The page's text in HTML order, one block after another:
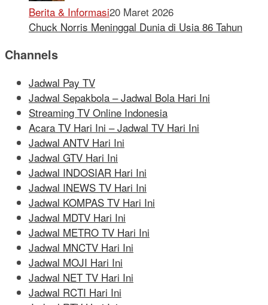
Berita & Informasi20 Maret 2026
Chuck Norris Meninggal Dunia di Usia 86 Tahun
Channels
Jadwal Pay TV
Jadwal Sepakbola – Jadwal Bola Hari Ini
Streaming TV Online Indonesia
Acara TV Hari Ini – Jadwal TV Hari Ini
Jadwal ANTV Hari Ini
Jadwal GTV Hari Ini
Jadwal INDOSIAR Hari Ini
Jadwal INEWS TV Hari Ini
Jadwal KOMPAS TV Hari Ini
Jadwal MDTV Hari Ini
Jadwal METRO TV Hari Ini
Jadwal MNCTV Hari Ini
Jadwal MOJI Hari Ini
Jadwal NET TV Hari Ini
Jadwal RCTI Hari Ini